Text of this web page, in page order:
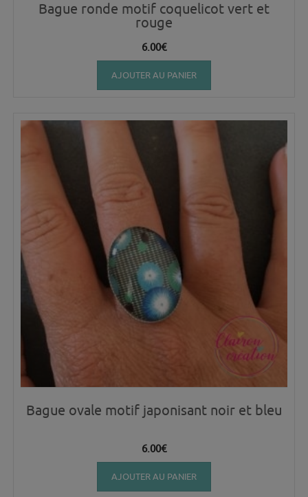
Bague ronde motif coquelicot vert et
rouge
6.00€
AJOUTER AU PANIER
Bague ovale motif japonisant noir et bleu
6.00€
AJOUTER AU PANIER